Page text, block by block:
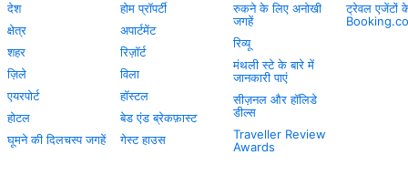
देश
क्षेत्र
शहर
ज़िले
एयरपोर्ट
होटल
घूमने की दिलचस्प जगहें
होम प्रॉपर्टी
अपार्टमेंट
रिज़ॉर्ट
विला
हॉस्टल
बेड एंड ब्रेकफ़ास्ट
गेस्ट हाउस
रुकने के लिए अनोखी
जगहें
रिव्यू
मंथली स्टे के बारे में
जानकारी पाएं
सीज़नल और हॉलिडे
डील्स
Traveller Review
Awards
ट्रेवल एजेंटों